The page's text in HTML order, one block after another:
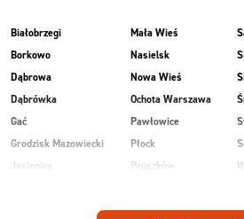
Białobrzegi
Borkowo
Dąbrowa
Dąbrówka
Gać
Grodzisk Mazowiecki
Jasienica
Mała Wieś
Nasielsk
Nowa Wieś
Ochota Warszawa
Pawłowice
Płock
Pruszków
Radom